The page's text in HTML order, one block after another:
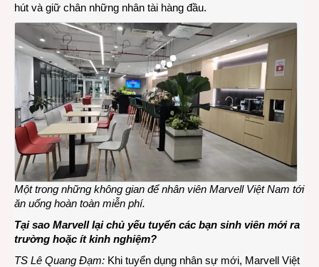
hút và giữ chân những nhân tài hàng đầu.
Một trong những không gian để nhân viên Marvell Việt Nam tới
ăn uống hoàn toàn miễn phí.
Tại sao Marvell lại chủ yếu tuyển các bạn sinh viên mới ra
trường hoặc ít kinh nghiệm?
TS Lê Quang Đạm: Khi tuyển dụng nhân sự mới, Marvell Việt